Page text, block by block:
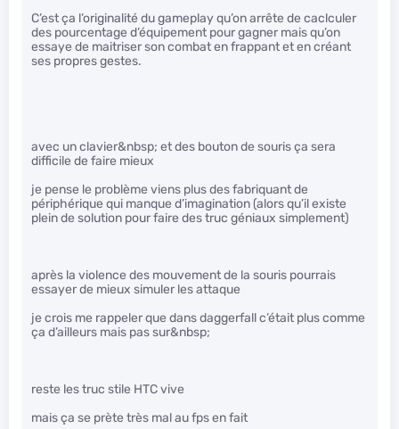
C’est ça l’originalité du gameplay qu’on arrête de caclculer
des pourcentage d’équipement pour gagner mais qu’on
essaye de maitriser son combat en frappant et en créant
ses propres gestes.
avec un clavier&nbsp; et des bouton de souris ça sera
difficile de faire mieux
je pense le problème viens plus des fabriquant de
périphérique qui manque d’imagination (alors qu’il existe
plein de solution pour faire des truc géniaux simplement)
après la violence des mouvement de la souris pourrais
essayer de mieux simuler les attaque
je crois me rappeler que dans daggerfall c’était plus comme
ça d’ailleurs mais pas sur&nbsp;
reste les truc stile HTC vive
mais ça se prète très mal au fps en fait